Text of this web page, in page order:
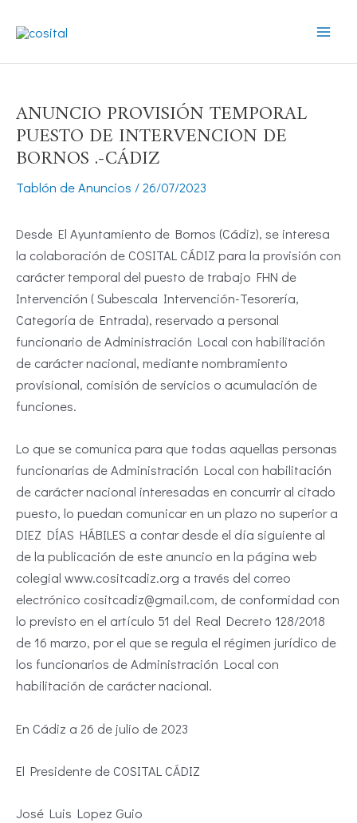
ANUNCIO PROVISIÓN TEMPORAL
PUESTO DE INTERVENCION DE
BORNOS .-CÁDIZ
Tablón de Anuncios /26/07/2023
Desde El Ayuntamiento de Bornos (Cádiz), se interesa
la colaboración de COSITAL CÁDIZ para la provisión con
carácter temporal del puesto de trabajo FHN de
Intervención ( Subescala Intervención-Tesorería,
Categoría de Entrada), reservado a personal
funcionario de Administración Local con habilitación
de carácter nacional, mediante nombramiento
provisional, comisión de servicios o acumulación de
funciones.
Lo que se comunica para que todas aquellas personas
funcionarias de Administración Local con habilitación
de carácter nacional interesadas en concurrir al citado
puesto, lo puedan comunicar en un plazo no superior a
DIEZ DÍAS HÁBILES a contar desde el día siguiente al
de la publicación de este anuncio en la página web
colegial www.cositcadiz.org a través del correo
electrónico cositcadiz@gmail.com, de conformidad con
lo previsto en el artículo 51 del Real Decreto 128/2018
de 16 marzo, por el que se regula el régimen jurídico de
los funcionarios de Administración Local con
habilitación de carácter nacional.
En Cádiz a 26 de julio de 2023
El Presidente de COSITAL CÁDIZ
José Luis Lopez Guio